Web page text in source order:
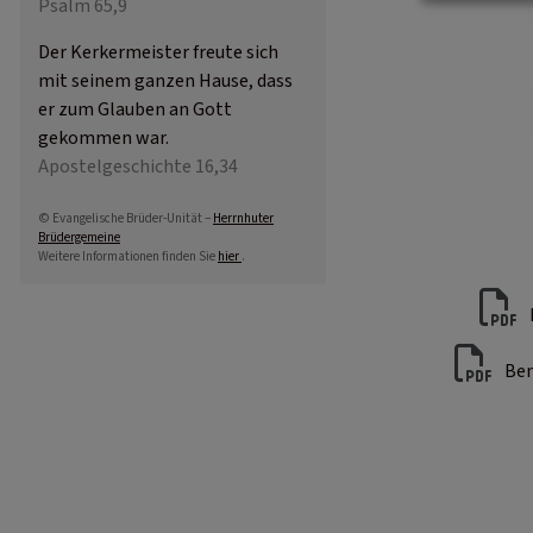
Psalm 65,9
Der Kerkermeister freute sich
mit seinem ganzen Hause, dass
er zum Glauben an Gott
gekommen war.
Apostelgeschichte 16,34
© Evangelische Brüder-Unität – Herrnhuter
Brüdergemeine
Weitere Informationen finden Sie hier .